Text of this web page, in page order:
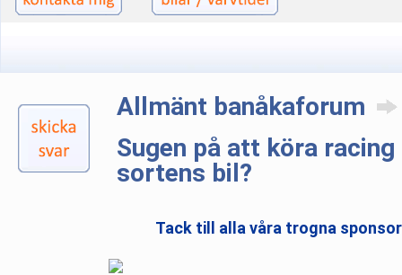
Allmänt banåkaforum
Sugen på att köra
sortens bil?
Tack till alla våra trogna